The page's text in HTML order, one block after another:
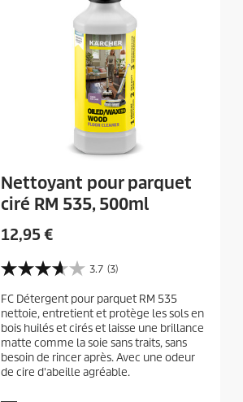
Nettoyant pour parquet
ciré RM 535, 500ml
P
i
a
c
t
u
e
12,95 €
3.7 (3)
3
7
s
u
r
5
é
FC Détergent pour parquet RM 535
nettoie, entretient et protège les sols en
bois huilés et cirés et laisse une brillance
matte comme la soie sans traits, sans
besoin de rincer après. Avec une odeur
de cire d'abeille agréable.